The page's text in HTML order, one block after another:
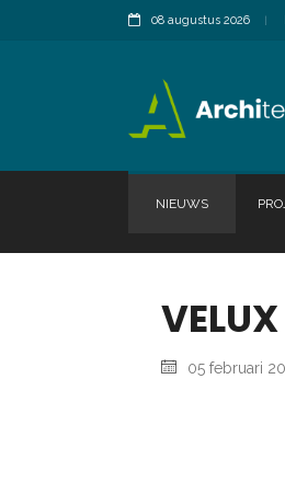
08 augustus 2026
NIEUWS
05 februari